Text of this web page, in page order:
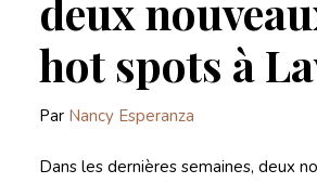
deux
hot spots à
Par Nancy Esperanza
Dans les dernières semaines, deux